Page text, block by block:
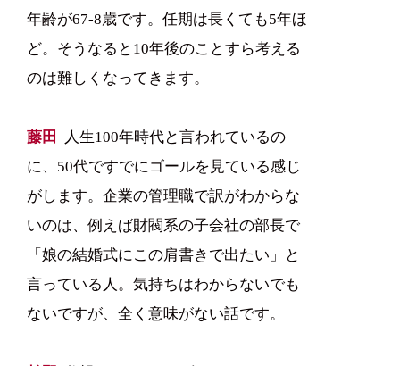
年齢が67-8歳です。任期は長くても5年ほ
ど。そうなると10年後のことすら考える
のは難しくなってきます。
藤田
人生100年時代と言われているの
に、50代ですでにゴールを見ている感じ
がします。企業の管理職で訳がわからな
いのは、例えば財閥系の子会社の部長で
「娘の結婚式にこの肩書きで出たい」と
言っている人。気持ちはわからないでも
ないですが、全く意味がない話です。